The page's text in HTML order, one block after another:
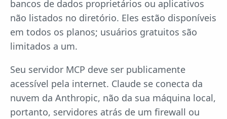
bancos de dados proprietários ou aplicativos
não listados no diretório. Eles estão disponíveis
em todos os planos; usuários gratuitos são
limitados a um.
Seu servidor MCP deve ser publicamente
acessível pela internet. Claude se conecta da
nuvem da Anthropic, não da sua máquina local,
portanto, servidores atrás de um firewall ou